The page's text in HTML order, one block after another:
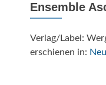
Ensemble
Verlag/Label:
erschienen in: